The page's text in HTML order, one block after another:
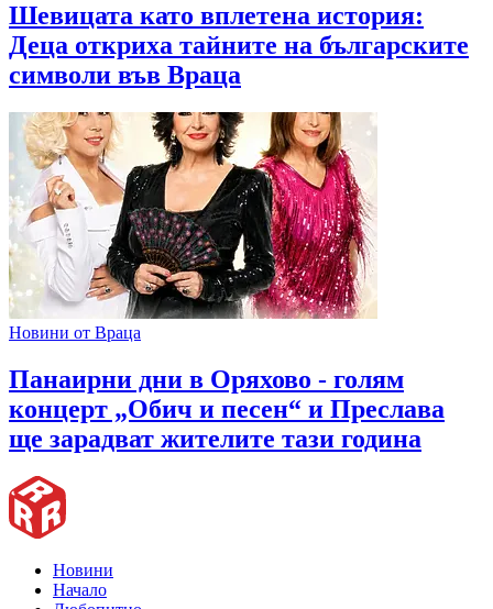
Шевицата като вплетена история:
Деца откриха тайните на българските
символи във Враца
Новини от Враца
Панаирни дни в Оряхово - голям
концерт „Обич и песен“ и Преслава
ще зарадват жителите тази година
Новини
Начало